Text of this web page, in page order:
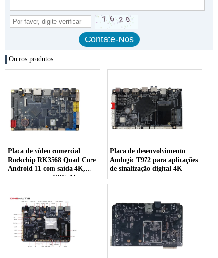
Outros produtos
Placa de vídeo comercial
Rockchip RK3568 Quad Core
Android 11 com saída 4K,
processamento NPU AI e
suporte a vários sistemas
Placa de desenvolvimento
Amlogic T972 para aplicações
de sinalização digital 4K